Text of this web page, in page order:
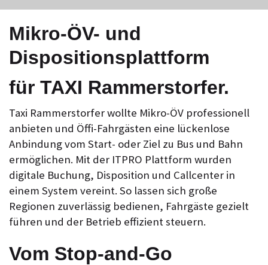
Mikro-ÖV- und
Dispositionsplattform
für TAXI Rammerstorfer.
Taxi Rammerstorfer wollte Mikro-ÖV professionell
anbieten und Öffi-Fahrgästen eine lückenlose
Anbindung vom Start- oder Ziel zu Bus und Bahn
ermöglichen. Mit der ITPRO Plattform wurden
digitale Buchung, Disposition und Callcenter in
einem System vereint. So lassen sich große
Regionen zuverlässig bedienen, Fahrgäste gezielt
führen und der Betrieb effizient steuern.
Vom Stop-and-Go